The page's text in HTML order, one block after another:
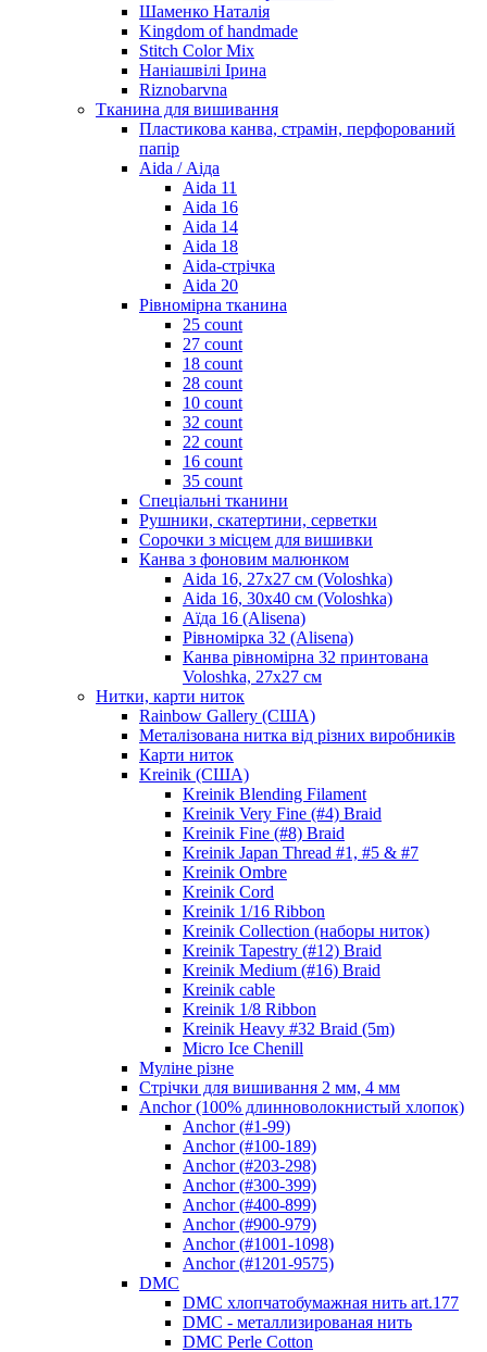
Шаменко Наталія
Kingdom of handmade
Stitch Color Mix
Наніашвілі Ірина
Riznobarvna
Тканина для вишивання
Пластикова канва, страмін, перфорований
папір
Aida / Аіда
Aida 11
Aida 16
Aida 14
Aida 18
Aida-стрічка
Aida 20
Рівномірна тканина
25 count
27 count
18 count
28 count
10 count
32 count
22 count
16 count
35 count
Спеціальні тканини
Рушники, скатертини, серветки
Сорочки з місцем для вишивки
Канва з фоновим малюнком
Aida 16, 27х27 см (Voloshka)
Aida 16, 30х40 см (Voloshka)
Аїда 16 (Alisena)
Рівномірка 32 (Alisena)
Канва рівномірна 32 принтована
Voloshka, 27х27 см
Нитки, карти ниток
Rainbow Gallery (США)
Металізована нитка від різних виробників
Карти ниток
Kreinik (США)
Kreinik Blending Filament
Kreinik Very Fine (#4) Braid
Kreinik Fine (#8) Braid
Kreinik Japan Thread #1, #5 & #7
Kreinik Ombre
Kreinik Cord
Kreinik 1/16 Ribbon
Kreinik Collection (наборы ниток)
Kreinik Tapestry (#12) Braid
Kreinik Medium (#16) Braid
Kreinik cable
Kreinik 1/8 Ribbon
Kreinik Heavy #32 Braid (5m)
Micro Ice Chenill
Муліне різне
Стрічки для вишивання 2 мм, 4 мм
Anchor (100% длинноволокнистый хлопок)
Anchor (#1-99)
Anchor (#100-189)
Anchor (#203-298)
Anchor (#300-399)
Anchor (#400-899)
Anchor (#900-979)
Anchor (#1001-1098)
Anchor (#1201-9575)
DMC
DMC хлопчатобумажная нить art.177
DMC - металлизированая нить
DMC Perle Cotton